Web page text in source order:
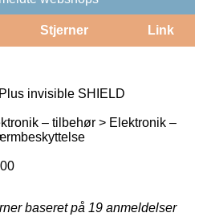
Stjerner Link
invisible SHIELD
– tilbehør > Elektronik –
baseret på 19 anmeldelser